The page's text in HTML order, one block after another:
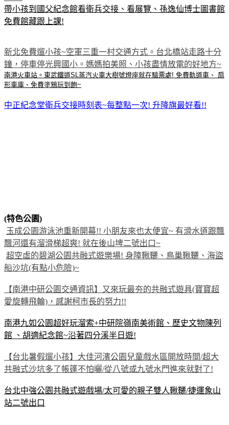
帶小孩到國父紀念館看衛兵交接、看展覽、孫逸仙博士圖書館
免費館藏跟上課!
新北免費遛小孩~空軍三重一村交通方式。台北橋站走路十分
鐘，停車停光興國小。媽媽拍美照、小孩盡情放電的好地方~
南港火車站。東武鐵道SL蒸汽火車大樹號燈座就在驗票處! 免費軌道車、 扇
形車庫、免費塗鴉玩到飽~
中正紀念堂衛兵交接時刻表~每整點一次! 升降旗最好看!!
(特色公園)
玉成公園游泳池重新開幕!! 小朋友來也太便宜~ 有滑水道跟飄
飄河還有溜滑梯超爽! 就在後山埤二號出口~
超空虛的碧湖公園共融式遊樂場! 身障鞦韆、鳥巢鞦韆、海盜
船沙坑(有點小危險)~
【南港中研公園交通資訊】又來玩最夯的共融式遊具(寶寶超
愛旋轉飛輪)，感謝柯市長的努力!!
南港九如公園超好玩溜索+中研院嶺南美術館、歷史文物陳列
館 、胡適紀念館~沿著四分溪半日遊!
【台北暑假遛小孩】大佳河濱公園兒童戲水區開放時間/超大
共融式沙坑多了帳篷不怕曬/從八號或九號水門進來就對了!
台北中強公園共融式遊戲場/太可愛的親子雙人鞦韆/捷運象山
站二號出口